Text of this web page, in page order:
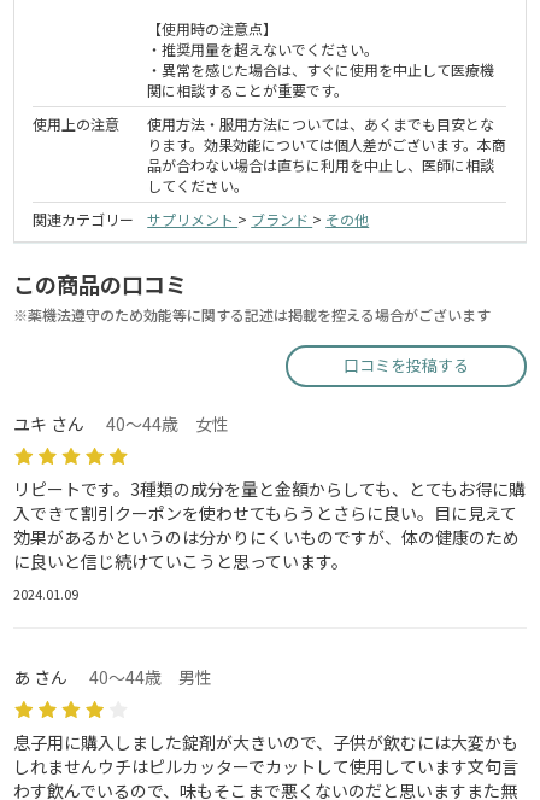
【使用時の注意点】
・推奨用量を超えないでください。
・異常を感じた場合は、すぐに使用を中止して医療機
関に相談することが重要です。
使用上の注意
使用方法・服用方法については、あくまでも目安とな
ります。効果効能については個人差がございます。本商
品が合わない場合は直ちに利用を中止し、医師に相談
してください。
関連カテゴリー
サプリメント > ブランド > その他
この商品の口コミ
※薬機法遵守のため効能等に関する記述は掲載を控える場合がございます
口コミを投稿する
ユキ さん 40～44歳 女性
リピートです。3種類の成分を量と金額からしても、とてもお得に購
入できて割引クーポンを使わせてもらうとさらに良い。目に見えて
効果があるかというのは分かりにくいものですが、体の健康のため
に良いと信じ続けていこうと思っています。
2024.01.09
あ さん 40～44歳 男性
息子用に購入しました錠剤が大きいので、子供が飲むには大変かも
しれませんウチはピルカッターでカットして使用しています文句言
わす飲んでいるので、味もそこまで悪くないのだと思いますまた無